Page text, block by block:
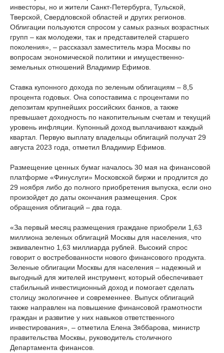
инвесторы, но и жители Санкт-Петербурга, Тульской,
Тверской, Свердловской областей и других регионов.
Облигации пользуются спросом у самых разных возрастных
групп – как молодежи, так и представителей старшего
поколения», – рассказал заместитель мэра Москвы по
вопросам экономической политики и имущественно-
земельных отношений Владимир Ефимов.
Ставка купонного дохода по зеленым облигациям – 8,5
процента годовых. Она сопоставима с процентами по
депозитам крупнейших российских банков, а также
превышает доходность по накопительным счетам и текущий
уровень инфляции. Купонный доход выплачивают каждый
квартал. Первую выплату владельцы облигаций получат 29
августа 2023 года, отметил Владимир Ефимов.
Размещение ценных бумаг началось 30 мая на финансовой
платформе «Финуслуги» Московской биржи и продлится до
29 ноября либо до полного приобретения выпуска, если оно
произойдет до даты окончания размещения. Срок
обращения облигаций – два года.
«За первый месяц размещения граждане приобрели 1,63
миллиона зеленых облигаций Москвы для населения, что
эквивалентно 1,63 миллиарда рублей. Высокий спрос
говорит о востребованности нового финансового продукта.
Зеленые облигации Москвы для населения – надежный и
выгодный для жителей инструмент, который обеспечивает
стабильный инвестиционный доход и помогает сделать
столицу экологичнее и современнее. Выпуск облигаций
также направлен на повышение финансовой грамотности
граждан и развитие у них навыков ответственного
инвестирования», – отметила Елена Зяббарова, министр
правительства Москвы, руководитель столичного
Департамента финансов.